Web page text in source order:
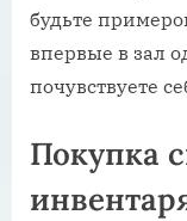
будьте
впервые в зал
почувствуете
Покупка